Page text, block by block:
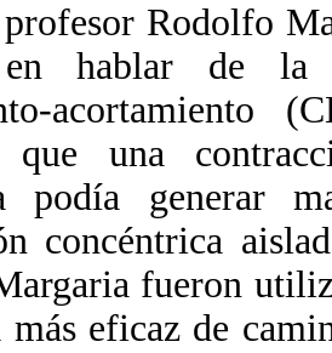
Rodolfo
hablar de la
acortamiento
que una
podía generar
concéntrica
fueron
más eficaz de